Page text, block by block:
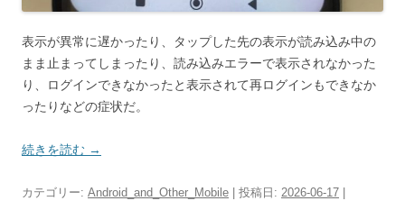
表示が異常に遅かったり、タップした先の表示が読み込み中の
まま止まってしまったり、読み込みエラーで表示されなかった
り、ログインできなかったと表示されて再ログインもできなか
ったりなどの症状だ。
続きを読む →
カテゴリー: Android_and_Other_Mobile | 投稿日: 2026-06-17